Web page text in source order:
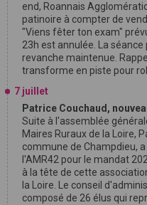
end, Roannais
patinoire à compter de
"Viens fêter ton exam"
23h est annulée. La
revanche maintenue.
transforme en piste pour
7 juillet
Patrice Couchaud,
Suite à l'assemblée
Maires Ruraux de la Loire,
commune de Champdieu,
l'AMR42 pour le mandat
à la tête de cette
la Loire. Le conseil
composé de 26 élus qui